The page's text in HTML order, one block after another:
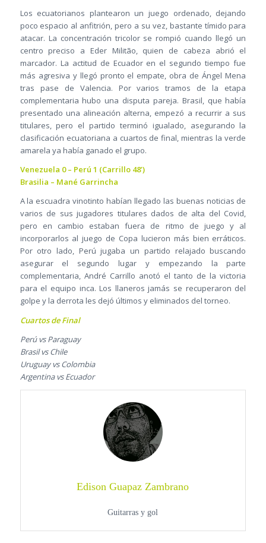
Los ecuatorianos plantearon un juego ordenado, dejando
poco espacio al anfitrión, pero a su vez, bastante tímido para
atacar. La concentración tricolor se rompió cuando llegó un
centro preciso a Eder Militão, quien de cabeza abrió el
marcador. La actitud de Ecuador en el segundo tiempo fue
más agresiva y llegó pronto el empate, obra de Ángel Mena
tras pase de Valencia. Por varios tramos de la etapa
complementaria hubo una disputa pareja. Brasil, que había
presentado una alineación alterna, empezó a recurrir a sus
titulares, pero el partido terminó igualado, asegurando la
clasificación ecuatoriana a cuartos de final, mientras la verde
amarela ya había ganado el grupo.
Venezuela 0 – Perú 1 (Carrillo 48’)
Brasilia – Mané Garrincha
A la escuadra vinotinto habían llegado las buenas noticias de
varios de sus jugadores titulares dados de alta del Covid,
pero en cambio estaban fuera de ritmo de juego y al
incorporarlos al juego de Copa lucieron más bien erráticos.
Por otro lado, Perú jugaba un partido relajado buscando
asegurar el segundo lugar y empezando la parte
complementaria, André Carrillo anotó el tanto de la victoria
para el equipo inca. Los llaneros jamás se recuperaron del
golpe y la derrota les dejó últimos y eliminados del torneo.
Cuartos de Final
Perú vs Paraguay
Brasil vs Chile
Uruguay vs Colombia
Argentina vs Ecuador
Edison Guapaz Zambrano
Guitarras y gol